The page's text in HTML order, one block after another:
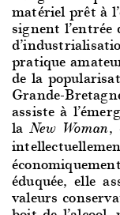
matériel prêt à
signent l’entrée
pratique
de la
Grande-
assiste à
laNew Woman,
économiquement
éduquée, elle
valeurs